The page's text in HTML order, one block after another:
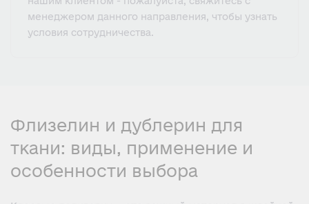
менеджером данного направления, чтобы узнать
условия сотрудничества.
Флизелин и дублерин для
ткани: виды, применение и
особенности выбора